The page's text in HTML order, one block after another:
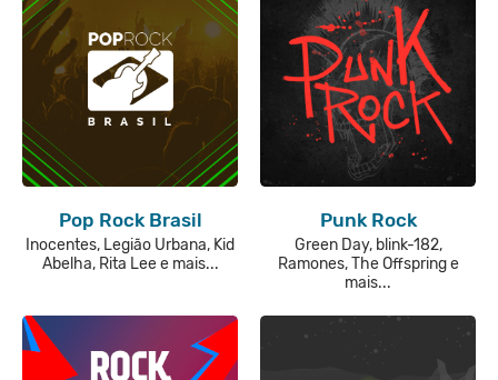
Pop Rock Brasil
Inocentes, Legião Urbana, Kid
Abelha, Rita Lee e mais...
Punk Rock
Green Day, blink-182,
Ramones, The Offspring e
mais...